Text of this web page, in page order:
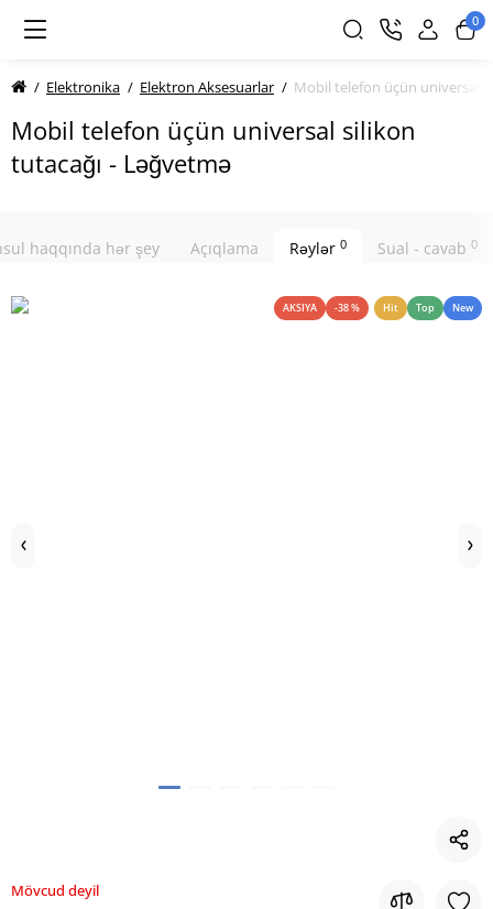
0
Elektronika Elektron Aksesuarlar Mobil telefon üçün universal
Mobil telefon üçün universal silikon
tutacağı - Ləğvetmə
haqqında hər şey Açıqlama Rəylər 0 Sual - cavab 0
AKSIYA -38 % Hit Top New
Mövcud deyil